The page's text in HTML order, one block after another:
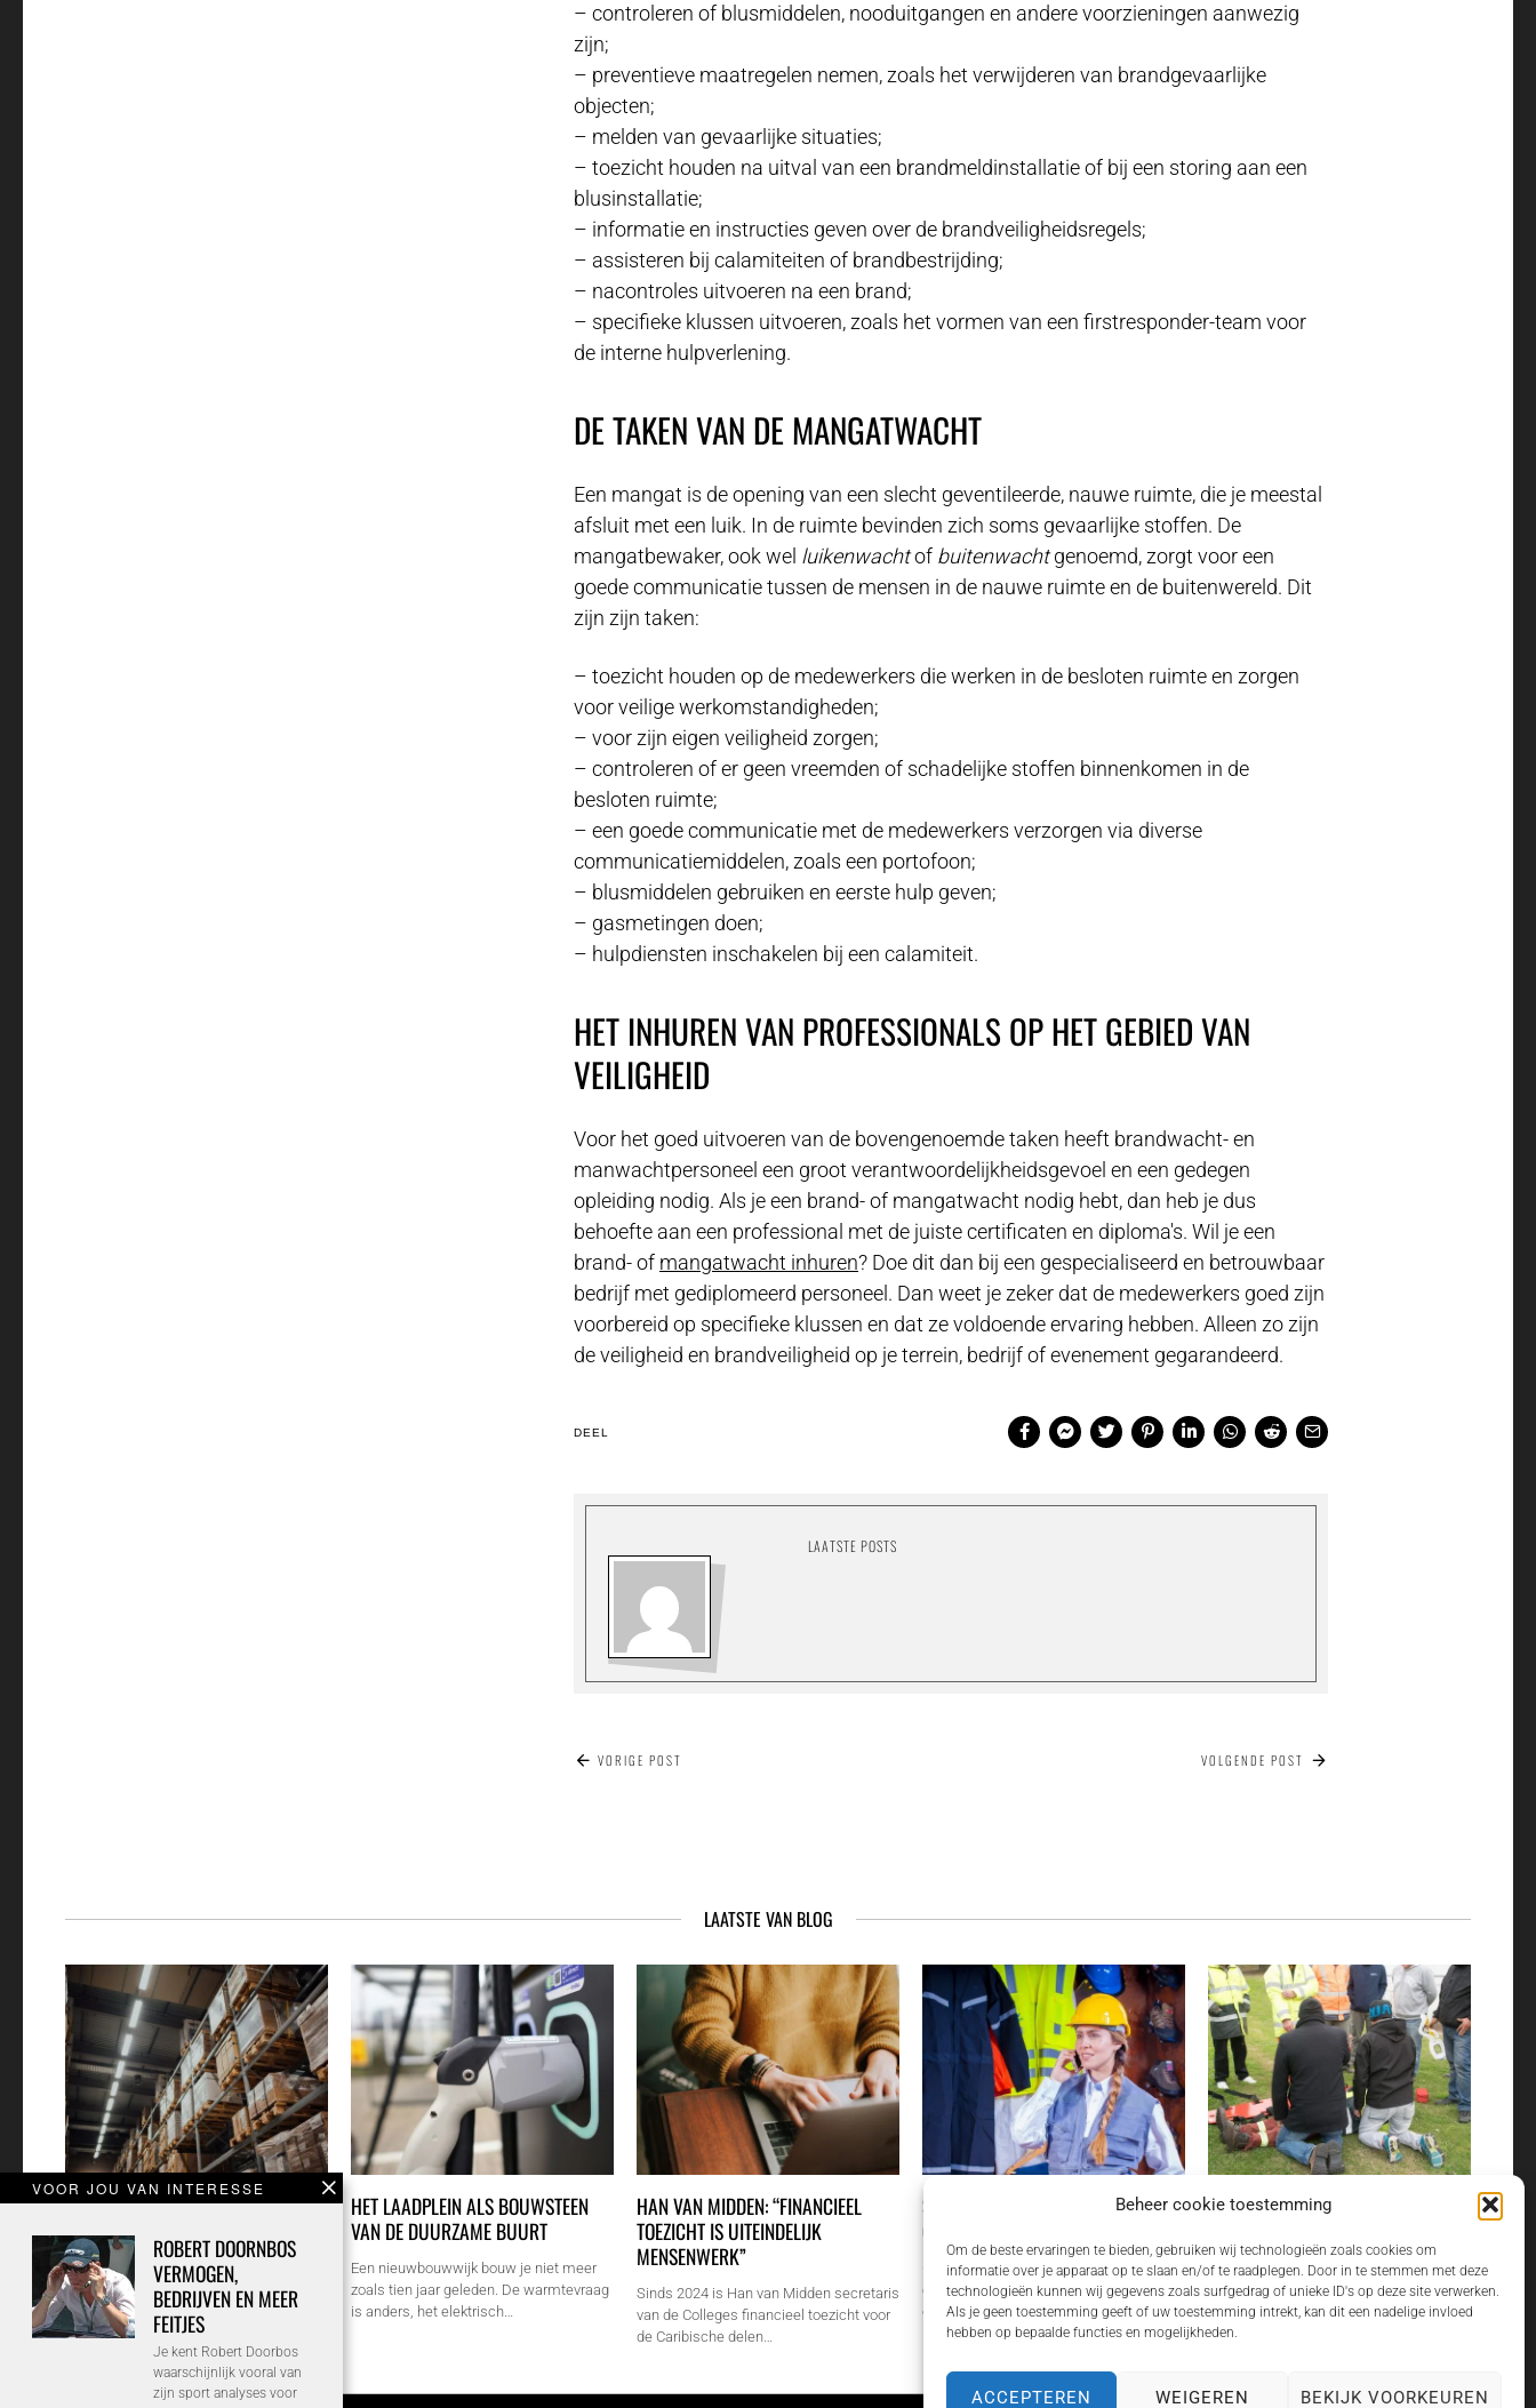
Beheer cookie toestemming
Om de beste ervaringen te bieden, gebruiken wij technologieën zoals cookies om
informatie over je apparaat op te slaan en/of te raadplegen. Door in te stemmen met deze
technologieën kunnen wij gegevens zoals surfgedrag of unieke ID's op deze site verwerken.
Als je geen toestemming geeft of uw toestemming intrekt, kan dit een nadelige invloed
hebben op bepaalde functies en mogelijkheden.
ACCEPTEREN WEIGEREN BEKIJK VOORKEUREN
– controleren of blusmiddelen, nooduitgangen en andere voorzieningen aanwezig
zijn;
– preventieve maatregelen nemen, zoals het verwijderen van brandgevaarlijke
objecten;
– melden van gevaarlijke situaties;
– toezicht houden na uitval van een brandmeldinstallatie of bij een storing aan een
blusinstallatie;
– informatie en instructies geven over de brandveiligheidsregels;
– assisteren bij calamiteiten of brandbestrijding;
– nacontroles uitvoeren na een brand;
– specifieke klussen uitvoeren, zoals het vormen van een firstresponder-team voor
de interne hulpverlening.
DE TAKEN VAN DE MANGATWACHT
Een mangat is de opening van een slecht geventileerde, nauwe ruimte, die je meestal
afsluit met een luik. In de ruimte bevinden zich soms gevaarlijke stoffen. De
mangatbewaker, ook wel luikenwachtof buitenwachtgenoemd, zorgt voor een
goede communicatie tussen de mensen in de nauwe ruimte en de buitenwereld. Dit
zijn zijn taken:
– toezicht houden op de medewerkers die werken in de besloten ruimte en zorgen
voor veilige werkomstandigheden;
– voor zijn eigen veiligheid zorgen;
– controleren of er geen vreemden of schadelijke stoffen binnenkomen in de
besloten ruimte;
– een goede communicatie met de medewerkers verzorgen via diverse
communicatiemiddelen, zoals een portofoon;
– blusmiddelen gebruiken en eerste hulp geven;
– gasmetingen doen;
– hulpdiensten inschakelen bij een calamiteit.
HET INHUREN VAN PROFESSIONALS OP HET GEBIED VAN
VEILIGHEID
Voor het goed uitvoeren van de bovengenoemde taken heeft brandwacht- en
manwachtpersoneel een groot verantwoordelijkheidsgevoel en een gedegen
opleiding nodig. Als je een brand- of mangatwacht nodig hebt, dan heb je dus
behoefte aan een professional met de juiste certificaten en diploma's. Wil je een
brand- of mangatwacht inhuren? Doe dit dan bij een gespecialiseerd en betrouwbaar
bedrijf met gediplomeerd personeel. Dan weet je zeker dat de medewerkers goed zijn
voorbereid op specifieke klussen en dat ze voldoende ervaring hebben. Alleen zo zijn
de veiligheid en brandveiligheid op je terrein, bedrijf of evenement gegarandeerd.
DEEL
LAATSTE POSTS
BERICHT
VORIGE POST VOLGENDE POST
VOOR JOU VAN INTERESSE
ROBERT DOORNBOS
VERMOGEN,
BEDRIJVEN EN MEER
FEITJES
Je kent Robert Doorbos
waarschijnlijk vooral van
zijn sport analyses voor
LAATSTE VAN BLOG
BEREID UW MAGAZIJN VOOR OP
PIEKDRUKTE MET GOEDE
AANRIJDPREVENTIE
In veel bedrijven neemt de interne
verkeersdrukte toe in voorspelbare
periodes. Denk aan de weken voor…
HET LAADPLEIN ALS BOUWSTEEN
VAN DE DUURZAME BUURT
Een nieuwbouwwijk bouw je niet meer
zoals tien jaar geleden. De warmtevraag
is anders, het elektrisch…
HAN VAN MIDDEN: “FINANCIEEL
TOEZICHT IS UITEINDELIJK
MENSENWERK”
Sinds 2024 is Han van Midden secretaris
van de Colleges financieel toezicht voor
de Caribische delen…
SIOEN WERKKLEDING KIEZEN ALS
ONDERNEMER
Goede werkkleding is voor veel zzp'ers
en mkb'ers een dagelijkse voorwaarde
om door te kunnen werken.…
BHV CURSUS REGELEN ALS
Een incident op de werkvloer komt nooit
gelegen. Juist dan wil je dat iemand
direct kan…